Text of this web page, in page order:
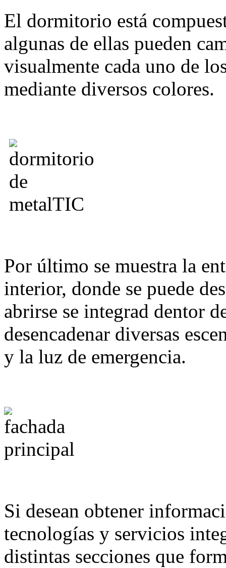
El dormitorio está
algunas de ellas pueden
visualmente cada uno de
mediante diversos colores.
Por último se muestra la
interior, donde se puede
abrirse se integrad dentor
desencadenar diversas
y la luz de emergencia.
Si desean obtener
tecnologías y servicios
distintas secciones que